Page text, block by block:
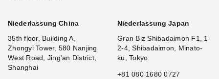
Niederlassung China
35th floor, Building A,
Zhongyi Tower, 580 Nanjing
West Road, Jing'an District,
Shanghai
Niederlassung Japan
Gran Biz Shibadaimon F1, 1-
2-4, Shibadaimon, Minato-
ku, Tokyo
+81 080 1680 0727